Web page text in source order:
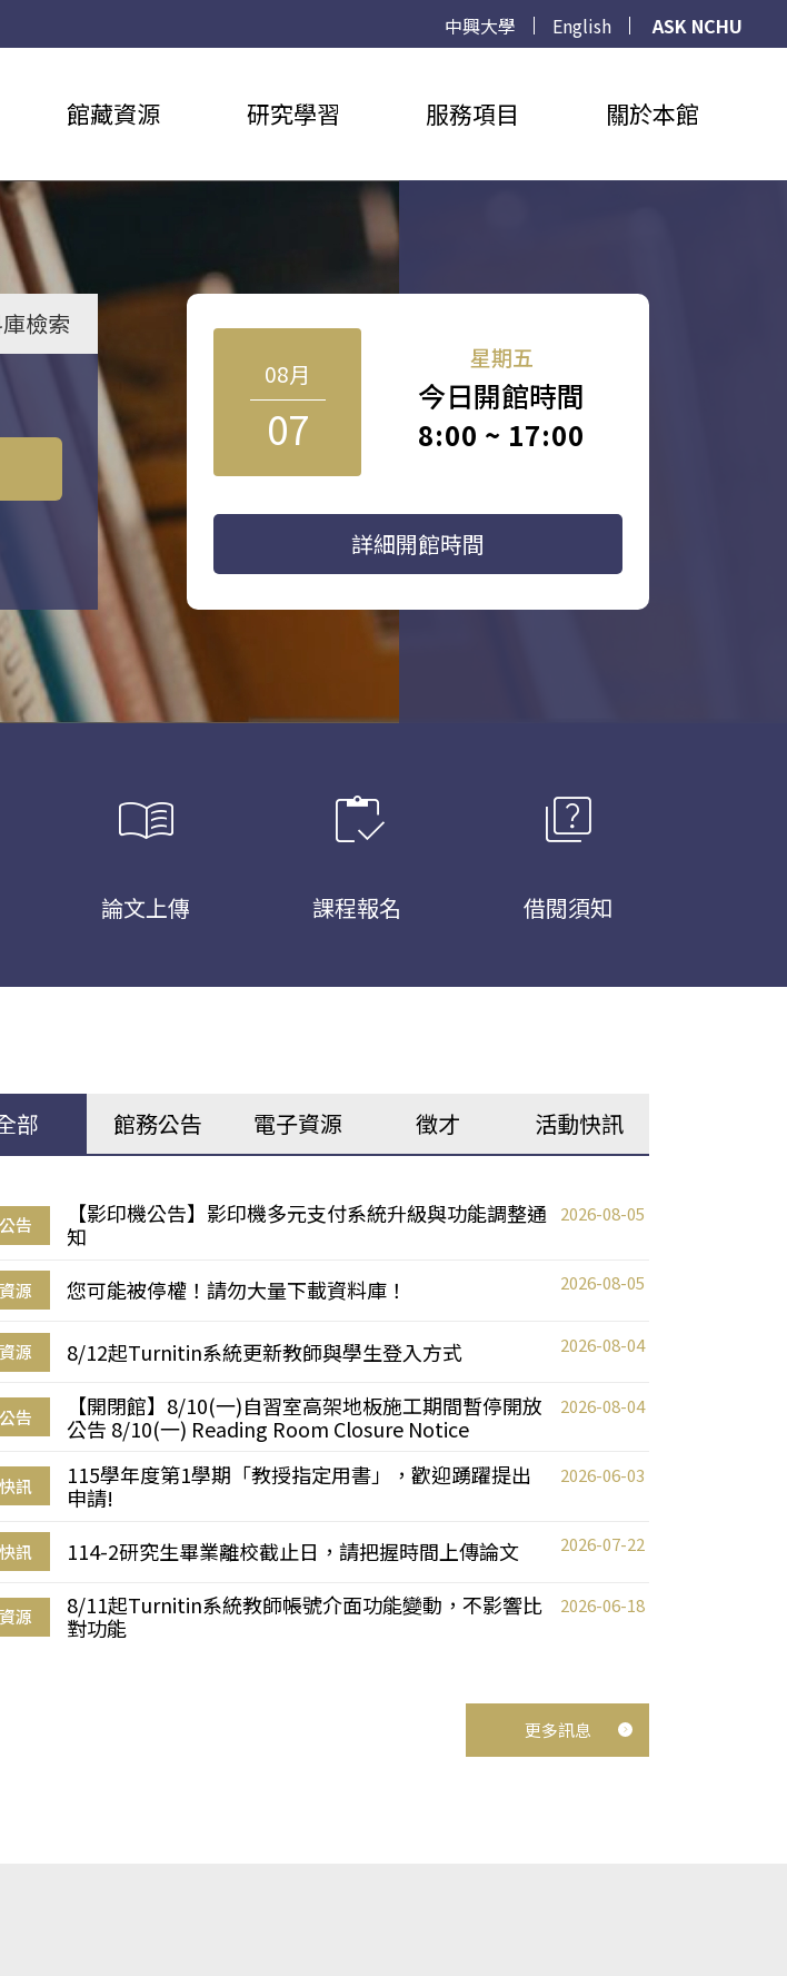
中興大學 English
ASK NCHU
館藏資源 研究學習 服務項目 關於本館
檢索
08月
07
星期五
今日開館時間
8:00 ~ 17:00
詳細開館時間
menu_book
論文上傳
inventory
課程報名
quiz
借閱須知
部 館務公告 電子資源 徵才 活動快訊
告
【影印機公告】影印機多元支付系統升級與功能調整通
知
2026-08-05
源 您可能被停權！請勿大量下載資料庫！ 2026-08-05
源 8/12起Turnitin系統更新教師與學生登入方式 2026-08-04
告
【開閉館】8/10(一)自習室高架地板施工期間暫停開放
公告 8/10(一) Reading Room Closure Notice
2026-08-04
訊
115學年度第1學期「教授指定用書」，歡迎踴躍提出
申請!
2026-06-03
訊 114-2研究生畢業離校截止日，請把握時間上傳論文 2026-07-22
源
8/11起Turnitin系統教師帳號介面功能變動，不影響比
對功能
2026-06-18
更多訊息